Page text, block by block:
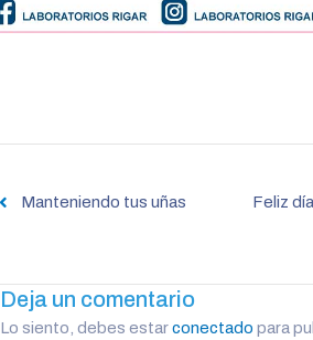
Manteniendo tus uñas Feliz
Deja un comentario
Lo siento, debes estarconectado para